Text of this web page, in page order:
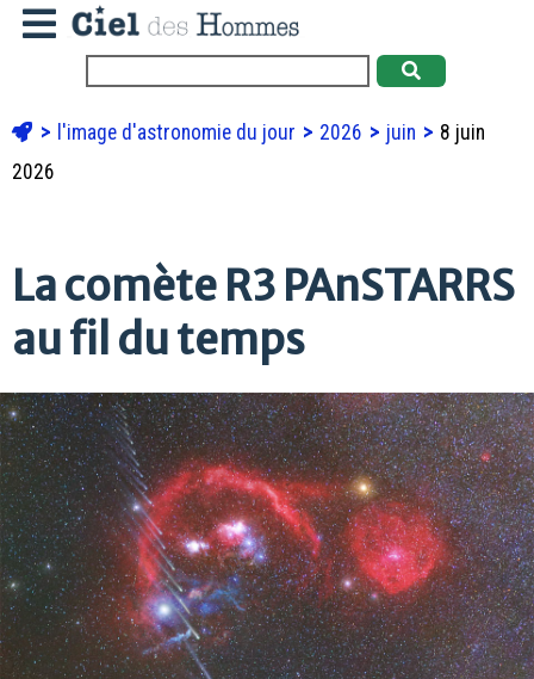
l'image d'astronomie du jour 2026 juin
8 juin
2026
La comète R3 PAnSTARRS
au fil du temps